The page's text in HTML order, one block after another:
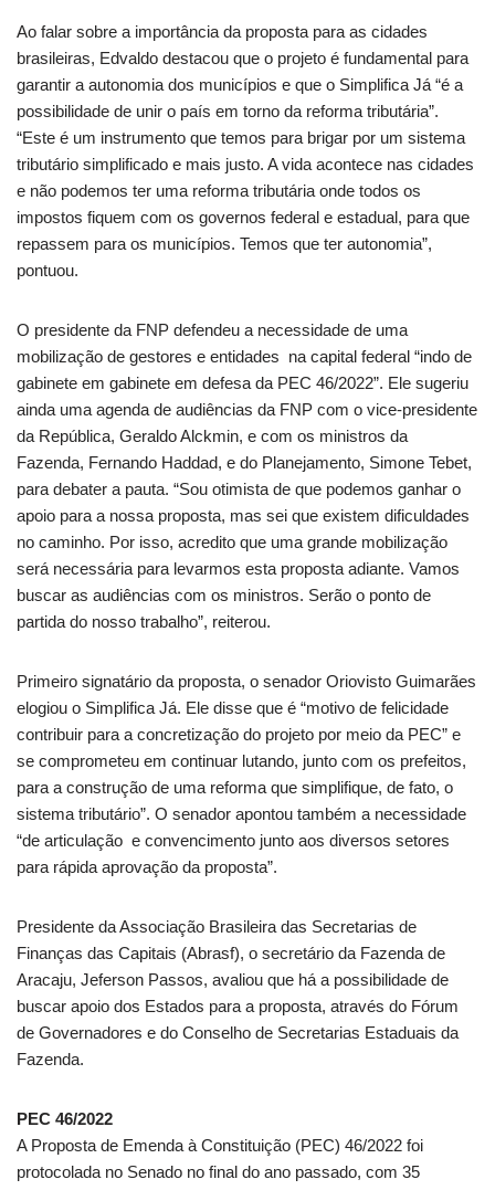
Ao falar sobre a importância da proposta para as cidades
brasileiras, Edvaldo destacou que o projeto é fundamental para
garantir a autonomia dos municípios e que o Simplifica Já “é a
possibilidade de unir o país em torno da reforma tributária”.
“Este é um instrumento que temos para brigar por um sistema
tributário simplificado e mais justo. A vida acontece nas cidades
e não podemos ter uma reforma tributária onde todos os
impostos fiquem com os governos federal e estadual, para que
repassem para os municípios. Temos que ter autonomia”,
pontuou.
O presidente da FNP defendeu a necessidade de uma
mobilização de gestores e entidades na capital federal “indo de
gabinete em gabinete em defesa da PEC 46/2022”. Ele sugeriu
ainda uma agenda de audiências da FNP com o vice-presidente
da República, Geraldo Alckmin, e com os ministros da
Fazenda, Fernando Haddad, e do Planejamento, Simone Tebet,
para debater a pauta. “Sou otimista de que podemos ganhar o
apoio para a nossa proposta, mas sei que existem dificuldades
no caminho. Por isso, acredito que uma grande mobilização
será necessária para levarmos esta proposta adiante. Vamos
buscar as audiências com os ministros. Serão o ponto de
partida do nosso trabalho”, reiterou.
Primeiro signatário da proposta, o senador Oriovisto Guimarães
elogiou o Simplifica Já. Ele disse que é “motivo de felicidade
contribuir para a concretização do projeto por meio da PEC” e
se comprometeu em continuar lutando, junto com os prefeitos,
para a construção de uma reforma que simplifique, de fato, o
sistema tributário”. O senador apontou também a necessidade
“de articulação e convencimento junto aos diversos setores
para rápida aprovação da proposta”.
Presidente da Associação Brasileira das Secretarias de
Finanças das Capitais (Abrasf), o secretário da Fazenda de
Aracaju, Jeferson Passos, avaliou que há a possibilidade de
buscar apoio dos Estados para a proposta, através do Fórum
de Governadores e do Conselho de Secretarias Estaduais da
Fazenda.
PEC 46/2022
A Proposta de Emenda à Constituição (PEC) 46/2022 foi
protocolada no Senado no final do ano passado, com 35